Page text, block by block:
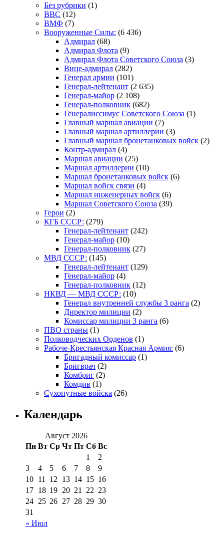
Без рубрики (1)
ВВС (12)
ВМФ (7)
Вооруженные Силы: (6 436)
Адмирал (68)
Адмирал Флота (9)
Адмирал Флота Советского Союза (3)
Вице-адмирал (282)
Генерал армии (101)
Генерал-лейтенант (2 635)
Генерал-майор (2 108)
Генерал-полковник (682)
Генералиссимус Советского Союза (1)
Главный маршал авиации (7)
Главный маршал артиллерии (3)
Главный маршал бронетанковых войск (2)
Контр-адмирал (4)
Маршал авиации (25)
Маршал артиллерии (10)
Маршал бронетанковых войск (6)
Маршал войск связи (4)
Маршал инженерных войск (6)
Маршал Советского Союза (39)
Герои (2)
КГБ СССР: (279)
Генерал-лейтенант (242)
Генерал-майор (10)
Генерал-полковник (27)
МВД СССР: (145)
Генерал-лейтенант (129)
Генерал-майор (4)
Генерал-полковник (12)
НКВД — МВД СССР: (10)
Генерал внутренней службы 3 ранга (2)
Директор милиции (2)
Комиссар милиции 3 ранга (6)
ПВО страны (1)
Полководческих Орденов (1)
Рабоче-Крестьянская Красная Армия: (6)
Бригадный комиссар (1)
Бригврач (2)
Комбриг (2)
Комдив (1)
Сухопутные войска (26)
Календарь
Август 2026
Пн Вт Ср Чт Пт Сб Вс
« Июл
1
2
3
4 5 6 7 8
9
10 11 12 13 14 15 16
17 18 19 20 21 22 23
24 25 26 27 28 29 30
31